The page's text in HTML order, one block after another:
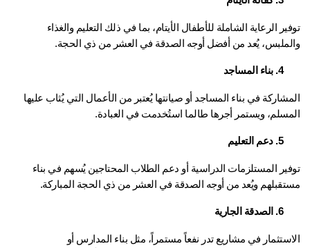
توفير الرعاية الشاملة للأطفال الأيتام، بما في ذلك التعليم والغذاء
يُعد من أفضل أوجه الصدقة في العشر من ذي الحجة.
المشاركة في بناء المساجد أو صيانتها يُعتبر من الأعمال التي يُثاب عليها
ويستمر أجرها طالما استُخدمت في العبادة.
توفير المستلزمات الدراسية أو دعم الطلاب المحتاجين يُسهم في بناء
ويُعد من أوجه الصدقة في العشر من ذي الحجة المباركة.
الاستثمار في مشاريع تدر نفعاً مستمراً، مثل بناء المدارس أو